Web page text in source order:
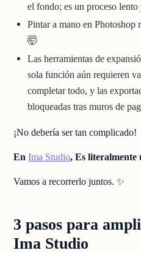
el fondo; es un proceso
Pintar a mano en
🤯
Las herramientas de
sola función aún requieren
completar todo, y las
bloqueadas tras muros de
¡No debería ser tan complicado!
EnIma Studio, Es literalmente
Vamos a recorrerlo juntos. ✨
3 pasos para
Ima Studio